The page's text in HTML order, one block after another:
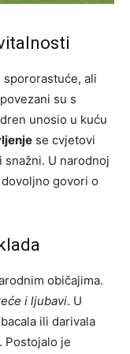
spororastuće, ali
su s
unosio u kuću
se cvjetovi
U narodnoj
dovoljno govori o
običajima.
i ljubavi. U
ili darivala
Postojalo je